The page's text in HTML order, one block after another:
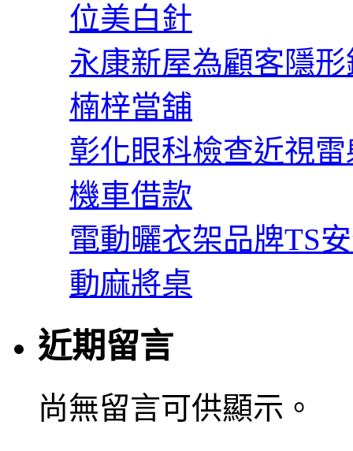
位美白針
永康新屋為顧客隱
楠梓當舖
彰化眼科檢查近視
機車借款
電動曬衣架品牌TS
動麻將桌
近期留言
尚無留言可供顯示。